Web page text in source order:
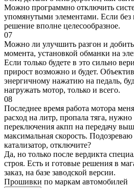
Можно программно отключить
упомянутыми элементами. Если без
решение вполне целесообразное.
07
Можно ли улучшить разгон и
момента, установкой обманки на
Если только будете в это сильно
прирост возможно и будет.
энергичному нажатию на педаль,
нагружать мотор, только и всего.
08
Последнее время работа мотора
расход на литр, пропала тяга,
переключения акпп на передачу
максимальная скорость.
катализатор, отключите?
Да, но только после вердикта
строя. Есть и готовые решения в
заказ, на базе заводской версии.
Прошивки по маркам автомобилей